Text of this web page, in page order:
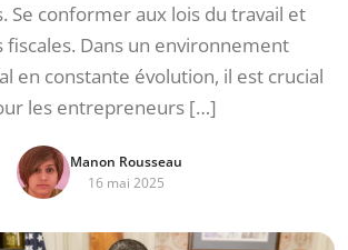
Se conformer aux lois du travail et
fiscales. Dans un environnement
en constante évolution, il est crucial
les entrepreneurs […]
Manon Rousseau
16 mai 2025